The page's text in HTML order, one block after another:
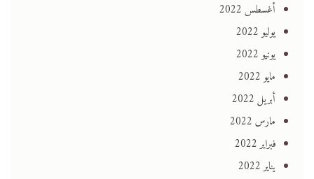
أغسطس 2022
يوليو 2022
يونيو 2022
مايو 2022
أبريل 2022
مارس 2022
فبراير 2022
يناير 2022